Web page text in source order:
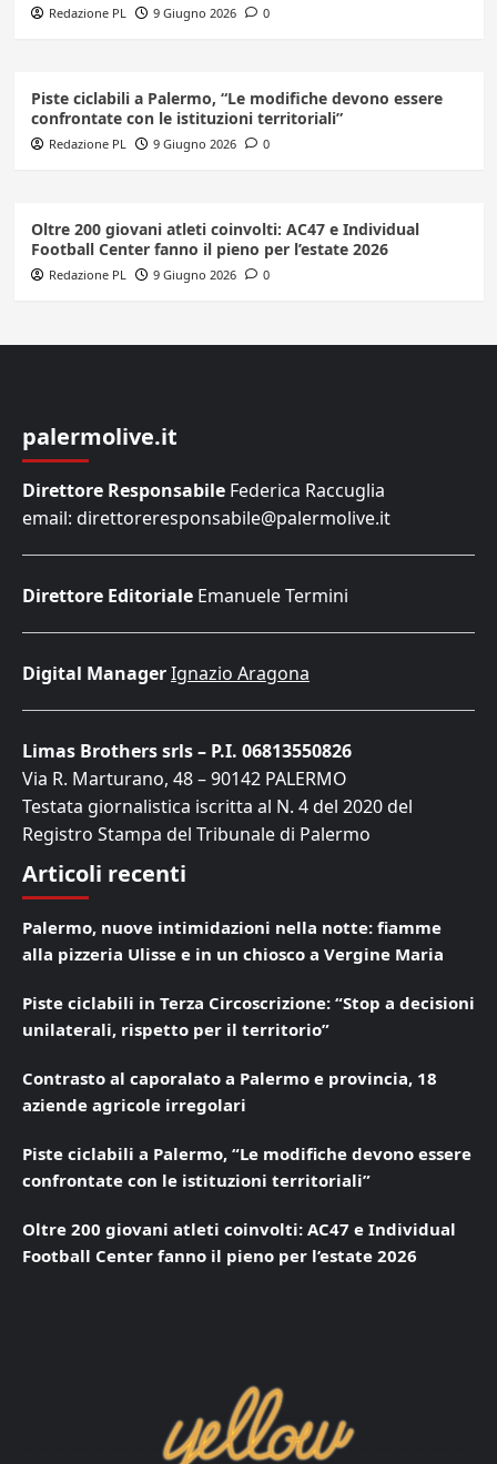
Redazione PL 9 Giugno 2026 0
Piste ciclabili a Palermo, “Le modifiche devono essere
confrontate con le istituzioni territoriali”
Redazione PL 9 Giugno 2026 0
Oltre 200 giovani atleti coinvolti: AC47 e Individual
Football Center fanno il pieno per l’estate 2026
Redazione PL 9 Giugno 2026 0
palermolive.it
Direttore Responsabile Federica Raccuglia
email: direttoreresponsabile@palermolive.it
Direttore Editoriale Emanuele Termini
Digital ManagerIgnazio Aragona
Limas Brothers srls – P.I. 06813550826
Via R. Marturano, 48 – 90142 PALERMO
Testata giornalistica iscritta al N. 4 del 2020 del
Registro Stampa del Tribunale di Palermo
Articoli recenti
Palermo, nuove intimidazioni nella notte: fiamme
alla pizzeria Ulisse e in un chiosco a Vergine Maria
Piste ciclabili in Terza Circoscrizione: “Stop a decisioni
unilaterali, rispetto per il territorio”
Contrasto al caporalato a Palermo e provincia, 18
aziende agricole irregolari
Piste ciclabili a Palermo, “Le modifiche devono essere
confrontate con le istituzioni territoriali”
Oltre 200 giovani atleti coinvolti: AC47 e Individual
Football Center fanno il pieno per l’estate 2026